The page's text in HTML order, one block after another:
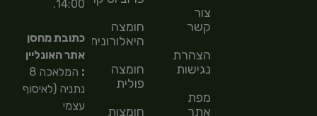
צור
קשר
הצהרת
נגישות
מפת
אתר
חומצה
היאלורונית
חומצה
פולית
חומצות
14:00.
כתובת מחסן
אתר האונליין
:
המלאכה 8
נתניה (לאיסוף
עצמי